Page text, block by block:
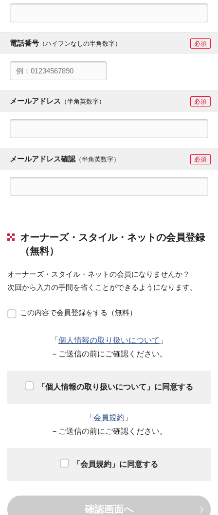
電話番号 （ハイフンなしの半角数字） 必須
メールアドレス （半角英数字） 必須
メールアドレス確認（半角英数字） 必須
オーナーズ・スタイル・ネットの会員登録
（無料）
オーナーズ・スタイル・ネットの会員になりませんか？
次回から入力の手間を省くことができるようになります。
この内容で会員登録をする（無料）
「 個人情報の取り扱いについて 」
－ご送信の前にご確認ください。
「個人情報の取り扱いについて」に同意する
「 会員規約 」
－ご送信の前にご確認ください。
「会員規約」に同意する
確認画面へ